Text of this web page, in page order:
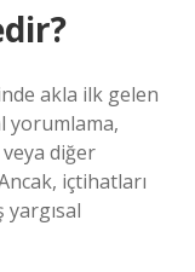
akla ilk gelen
yorumlama,
diğer
içtihatları